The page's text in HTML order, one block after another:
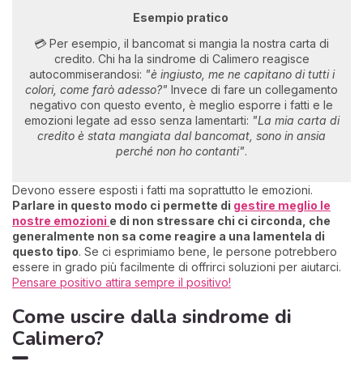
Esempio pratico
💳 Per esempio, il bancomat si mangia la nostra carta di
credito. Chi ha la sindrome di Calimero reagisce
autocommiserandosi: "è ingiusto, me ne capitano di tutti i
colori, come farò adesso?" Invece di fare un collegamento
negativo con questo evento, è meglio esporre i fatti e le
emozioni legate ad esso senza lamentarti: "La mia carta di
credito è stata mangiata dal bancomat, sono in ansia
perché non ho contanti".
Devono essere esposti i fatti ma soprattutto le emozioni.
Parlare in questo modo ci permette di gestire meglio le
nostre emozioni e di non stressare chi ci circonda, che
generalmente non sa come reagire a una lamentela di
questo tipo. Se ci esprimiamo bene, le persone potrebbero
essere in grado più facilmente di offrirci soluzioni per aiutarci.
Pensare positivo attira sempre il positivo!
Come uscire dalla sindrome di
Calimero?